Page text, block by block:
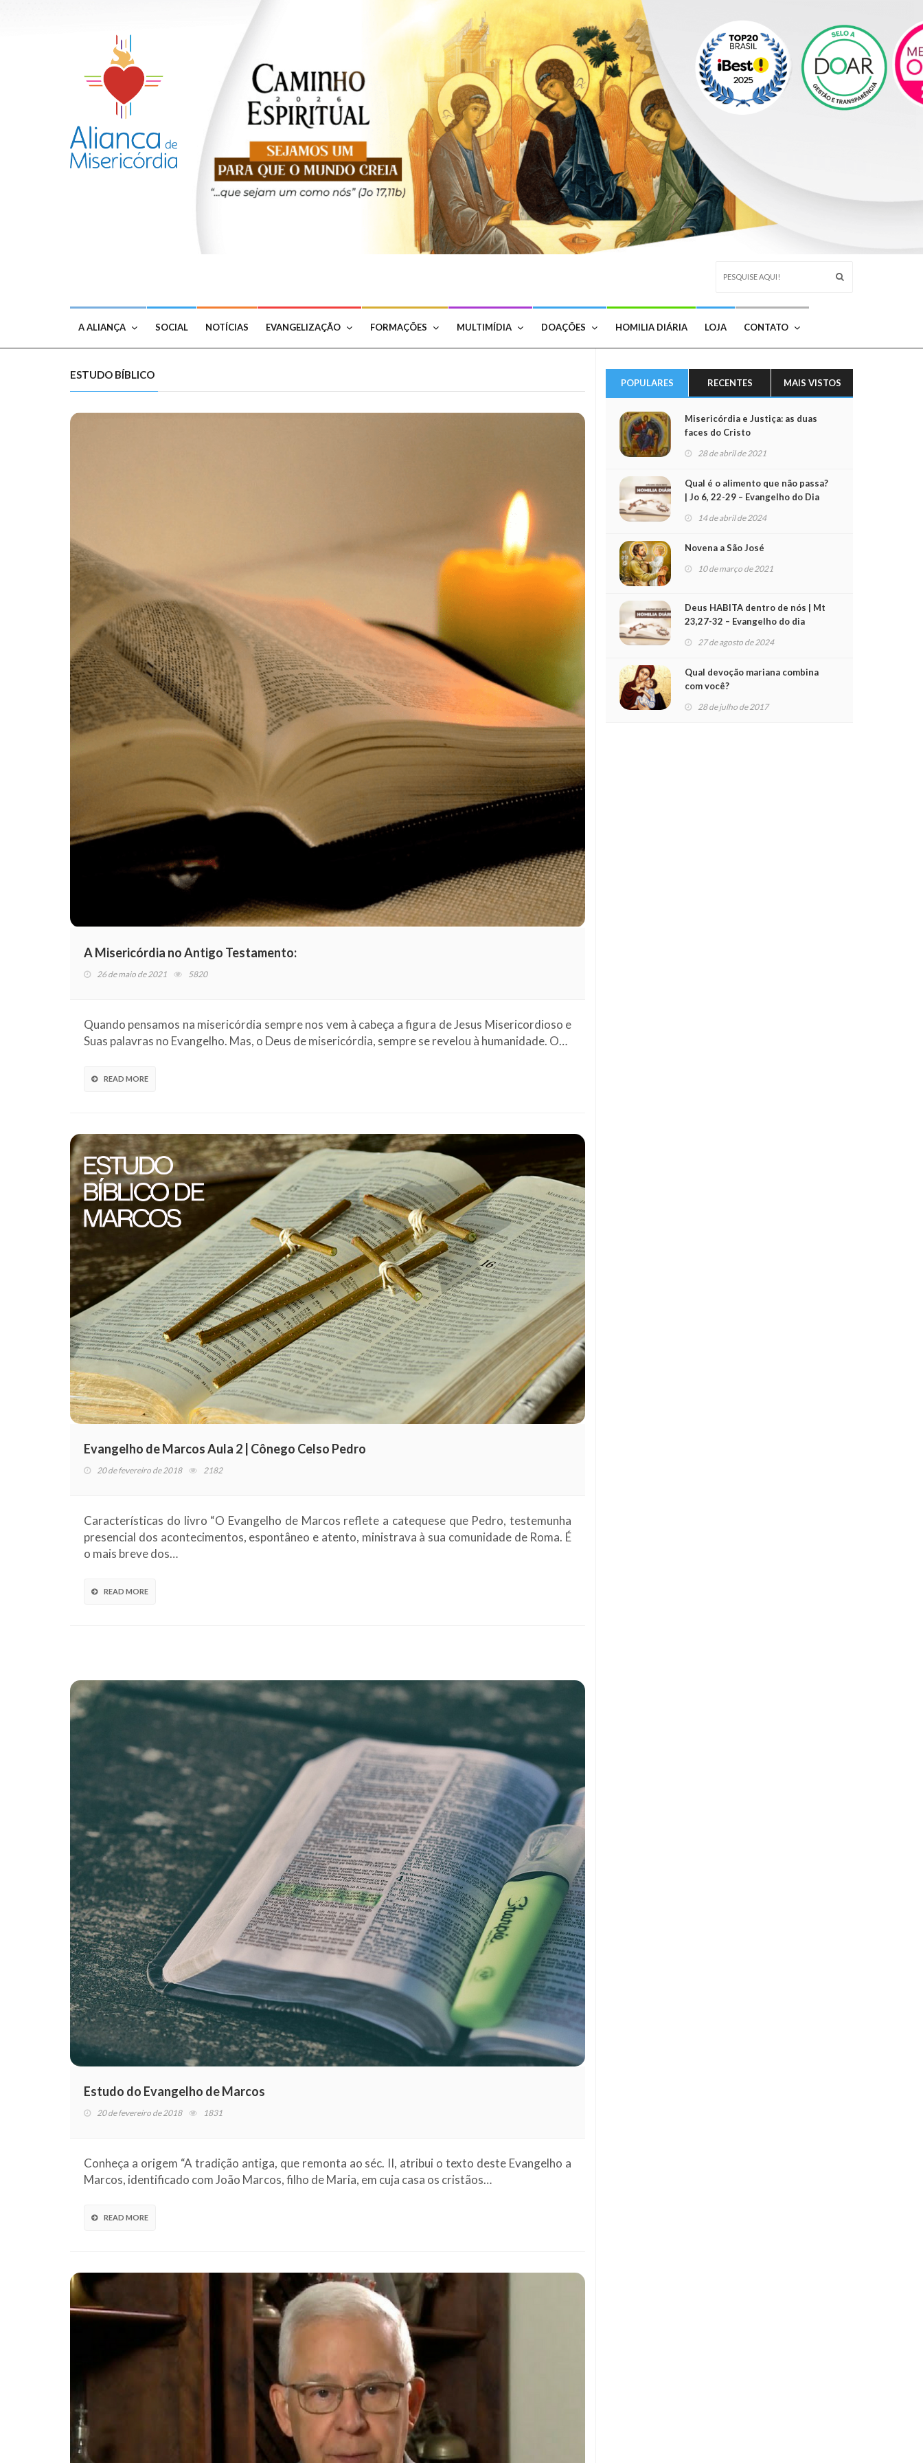
A ALIANÇA SOCIAL NOTÍCIAS EVANGELIZAÇÃO FORMAÇÕES MULTIMÍDIA DOAÇÕES HOMILIA DIÁRIA LOJA CONTATO
ESTUDO BÍBLICO
A Misericórdia no Antigo Testamento:
26 de maio de 2021 5820
Quando pensamos na misericórdia sempre nos vem à cabeça a figura de Jesus Misericordioso e
Suas palavras no Evangelho. Mas, o Deus de misericórdia, sempre se revelou à humanidade. O…
READ MORE
Evangelho de Marcos Aula 2 | Cônego Celso Pedro
20 de fevereiro de 2018 2182
Características do livro “O Evangelho de Marcos reflete a catequese que Pedro, testemunha
presencial dos acontecimentos, espontâneo e atento, ministrava à sua comunidade de Roma. É
o mais breve dos…
READ MORE
Estudo do Evangelho de Marcos
20 de fevereiro de 2018 1831
Conheça a origem “A tradição antiga, que remonta ao séc. II, atribui o texto deste Evangelho a
Marcos, identificado com João Marcos, filho de Maria, em cuja casa os cristãos…
READ MORE
POPULARES RECENTES MAIS VISTOS
Misericórdia e Justiça: as duas
faces do Cristo
28 de abril de 2021
Qual é o alimento que não passa?
| Jo 6, 22-29 – Evangelho do Dia
14 de abril de 2024
Novena a São José
10 de março de 2021
Deus HABITA dentro de nós | Mt
23,27-32 – Evangelho do dia
27 de agosto de 2024
Qual devoção mariana combina
com você?
28 de julho de 2017